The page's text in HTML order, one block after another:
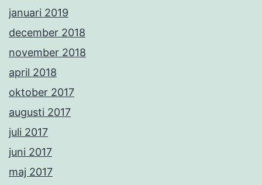
januari 2019
december 2018
november 2018
april 2018
oktober 2017
augusti 2017
juli 2017
juni 2017
maj 2017